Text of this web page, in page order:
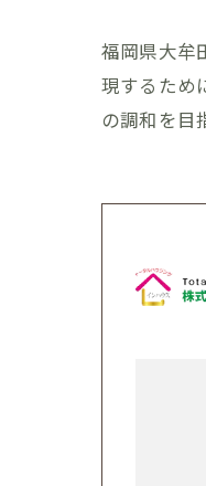
福岡県大牟
現するため
の調和を目